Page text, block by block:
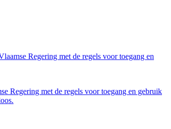
Regering met de regels voor toegang en
Regering met de regels voor toegang en gebruik